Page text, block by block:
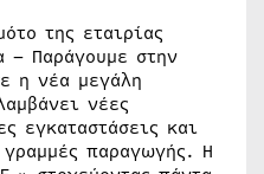
της εταιρίας
– Παράγουμε στην
η νέα μεγάλη
νέες
εγκαταστάσεις και
γραμμές παραγωγής. Η